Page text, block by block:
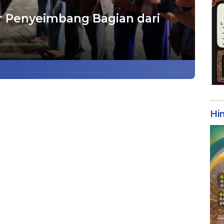
Penyeimbang Bagian dari